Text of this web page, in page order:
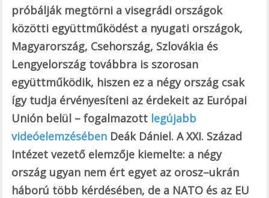
próbálják megtörni a visegrádi országok
közötti együttműködést a nyugati országok,
Magyarország, Csehország, Szlovákia és
Lengyelország továbbra is szorosan
együttműködik, hiszen ez a négy ország csak
így tudja érvényesíteni az érdekeit az Európai
Unión belül – fogalmazott legújabb
videóelemzésében Deák Dániel. A XXI. Század
Intézet vezető elemzője kiemelte: a négy
ország ugyan nem ért egyet az orosz–ukrán
háború több kérdésében, de a NATO és az EU